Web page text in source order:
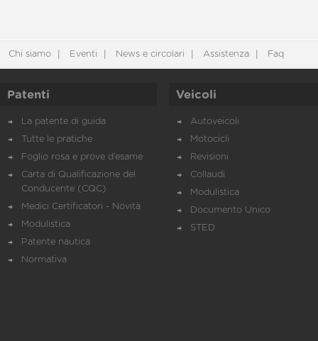
Chi siamo Eventi News e circolari Assistenza Faq
Patenti
La patente di guida
Tutte le pratiche
Foglio rosa e prove d’esame
Carta di Qualificazione del
Conducente (CQC)
Medici Certificatori - Novità
Modulistica
Patente nautica
Normativa
Veicoli
Autoveicoli
Motocicli
Revisioni
Collaudi
Modulistica
Documento Unico
STED